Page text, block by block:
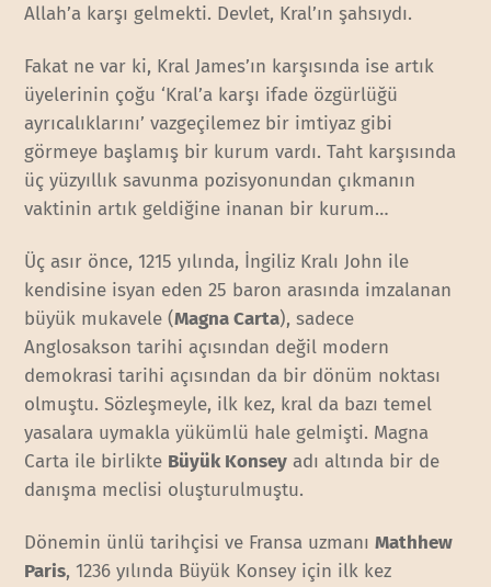
Allah’a karşı gelmekti. Devlet, Kral’ın şahsıydı.
Fakat ne var ki, Kral James’ın karşısında ise artık
üyelerinin çoğu ‘Kral’a karşı ifade özgürlüğü
ayrıcalıklarını’ vazgeçilemez bir imtiyaz gibi
görmeye başlamış bir kurum vardı. Taht karşısında
üç yüzyıllık savunma pozisyonundan çıkmanın
vaktinin artık geldiğine inanan bir kurum…
Üç asır önce, 1215 yılında, İngiliz Kralı John ile
kendisine isyan eden 25 baron arasında imzalanan
büyük mukavele (Magna Carta), sadece
Anglosakson tarihi açısından değil modern
demokrasi tarihi açısından da bir dönüm noktası
olmuştu. Sözleşmeyle, ilk kez, kral da bazı temel
yasalara uymakla yükümlü hale gelmişti. Magna
Carta ile birlikte Büyük Konsey adı altında bir de
danışma meclisi oluşturulmuştu.
Dönemin ünlü tarihçisi ve Fransa uzmanıMathhew
Paris, 1236 yılında Büyük Konsey için ilk kez